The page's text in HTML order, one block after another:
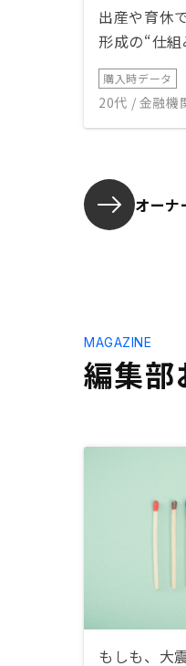
出産や育休
形成の“仕組
購入時データ
20代 / 金融機
オーナ
編集部
MAGAZINE
もしも、大